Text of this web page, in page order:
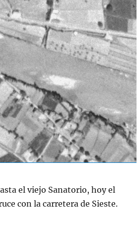
el viejo Sanatorio, hoy el
con la carretera de Sieste.